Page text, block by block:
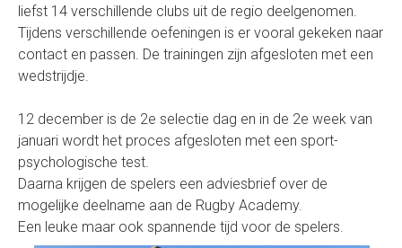
liefst 14 verschillende clubs uit de regio deelgenomen.
Tijdens verschillende oefeningen is er vooral gekeken naar
contact en passen. De trainingen zijn afgesloten met een
wedstrijdje.
12 december is de 2e selectie dag en in de 2e week van
januari wordt het proces afgesloten met een sport-
psychologische test.
Daarna krijgen de spelers een adviesbrief over de
mogelijke deelname aan de Rugby Academy.
Een leuke maar ook spannende tijd voor de spelers.